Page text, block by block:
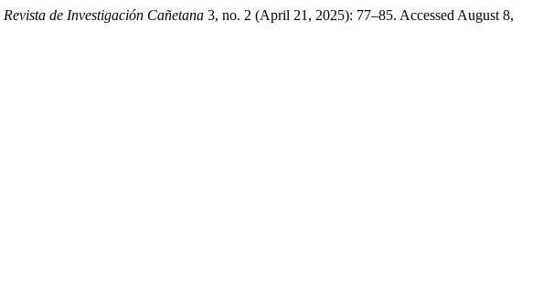
Revista de Investigación Cañetana 3, no. 2 (April 21, 2025): 77–85. Accessed August 8,